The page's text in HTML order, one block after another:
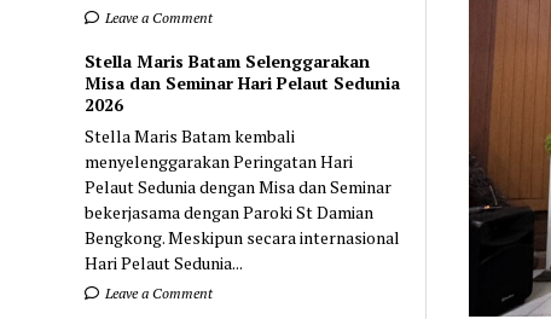
Leave a Comment
Stella Maris Batam Selenggarakan
Misa dan Seminar Hari Pelaut Sedunia
2026
Stella Maris Batam kembali
menyelenggarakan Peringatan Hari
Pelaut Sedunia dengan Misa dan Seminar
bekerjasama dengan Paroki St Damian
Bengkong. Meskipun secara internasional
Hari Pelaut Sedunia...
Leave a Comment